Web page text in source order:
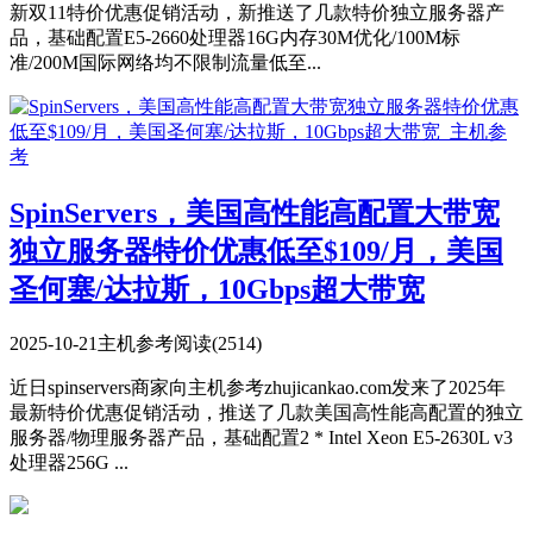
新双11特价优惠促销活动，新推送了几款特价独立服务器产
品，基础配置E5-2660处理器16G内存30M优化/100M标
准/200M国际网络均不限制流量低至...
SpinServers，美国高性能高配置大带宽
独立服务器特价优惠低至$109/月，美国
圣何塞/达拉斯，10Gbps超大带宽
2025-10-21 主机参考阅读(2514)
近日spinservers商家向主机参考zhujicankao.com发来了2025年
最新特价优惠促销活动，推送了几款美国高性能高配置的独立
服务器/物理服务器产品，基础配置2 * Intel Xeon E5-2630L v3
处理器256G ...